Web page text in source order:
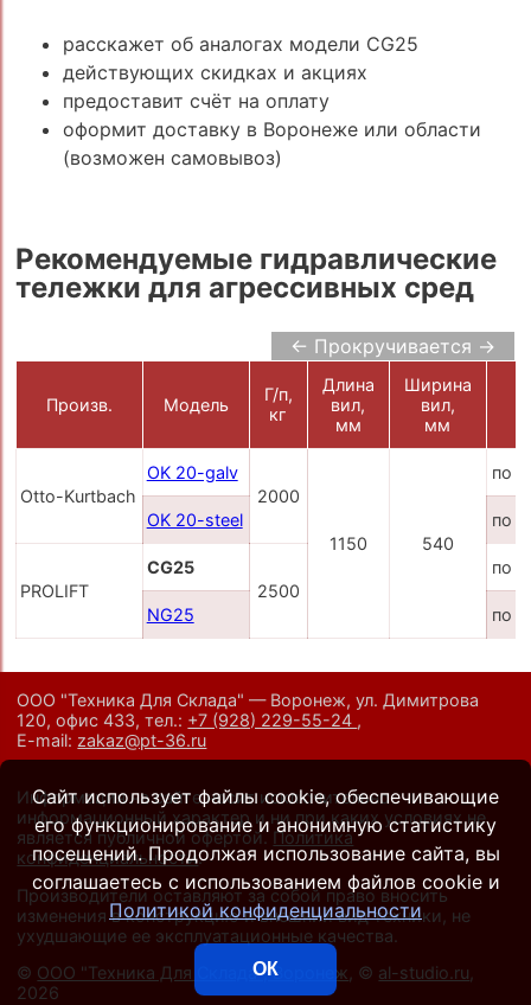
расскажет об аналогах модели CG25
действующих скидках и акциях
предоставит счёт на оплату
оформит доставку в Воронеже или области
(возможен самовывоз)
Рекомендуемые гидравлические
тележки для агрессивных сред
← Прокручивается →
Произв. Модель
Г/п,
кг
Длина
вил,
мм
Ширина
вил,
мм
Otto-Kurtbach
OK 20-galv
2000
1150 540
по
OK 20-steel по
PROLIFT
CG25
2500
по
NG25 по
ООО "Техника Для Склада" — Воронеж, ул. Димитрова
120, офис 433,тел.: +7 (928) 229-55-24 ,
E-mail: zakaz@pt-36.ru
Информация на сайте носит исключительно
информационный характер и ни при каких условиях не
является публичной офертой. Политика
конфиденциальности.
Производители оставляют за собой право вносить
изменения в конструкцию и внешний вид техники, не
ухудшающие ее эксплуатационные качества.
© ООО "Техника Для Склада", Воронеж , © al-studio.ru
2026
Сайт использует файлы cookie, обеспечивающие
его функционирование и анонимную статистику
посещений. Продолжая использование сайта, вы
соглашаетесь с использованием файлов cookie и
Политикой конфиденциальности
ОК